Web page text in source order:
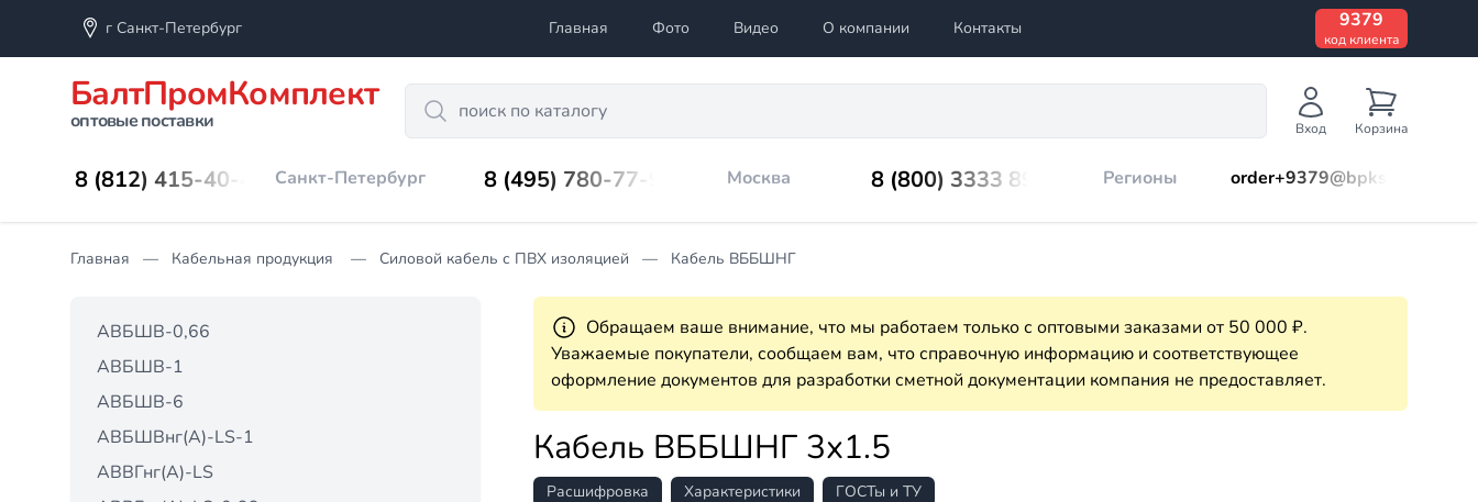
г Санкт-Петербург Главная Фото Видео О компании Контакты 9379
код клиента
БалтПромКомплект
оптовые поставки
Search
Вход Корзина
8 (812) 415-40-45 Санкт-Петербург 8 (495) 780-77-98 Москва 8 (800) 3333 899 Регионы order+9379@bpks.ru
Главная Кабельная продукция Силовой кабель с ПВХ изоляцией Кабель ВББШНГ
АВБШВ-0,66
АВБШВ-1
АВБШВ-6
АВБШВнг(А)-LS-1
АВВГнг(А)-LS
Обращаем ваше внимание, что мы работаем только с оптовыми заказами от 50 000 ₽.
Уважаемые покупатели, сообщаем вам, что справочную информацию и соответствующее
оформление документов для разработки сметной документации компания не предоставляет.
Кабель ВББШНГ 3х1.5
Расшифровка Характеристики ГОСТы и ТУ